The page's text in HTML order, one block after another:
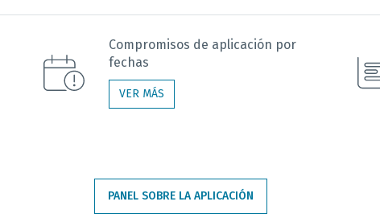
Compromisos de aplicación por
fechas
VER MÁS
PANEL SOBRE LA APLICACIÓN